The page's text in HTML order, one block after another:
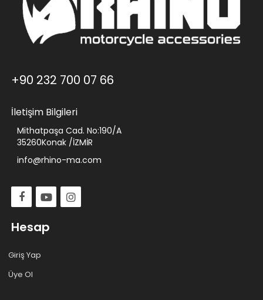
+90 232 700 07 66
İletişim Bilgileri
Mithatpaşa Cad. No:190/A
35260Konak /İZMİR
info@rhino-ma.com
Hesap
Giriş Yap
Üye Ol